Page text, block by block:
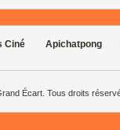
Ciné Apichatpong
Écart. Tous droits